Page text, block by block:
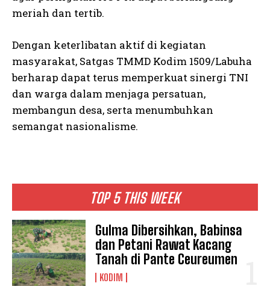
TOP 5 THIS WEEK
Gulma Dibersihkan, Babinsa
dan Petani Rawat Kacang
Tanah di Pante Ceureumen
KODIM
meriah dan tertib.
Dengan keterlibatan aktif di kegiatan
masyarakat, Satgas TMMD Kodim 1509/Labuha
berharap dapat terus memperkuat sinergi TNI
dan warga dalam menjaga persatuan,
membangun desa, serta menumbuhkan
semangat nasionalisme.